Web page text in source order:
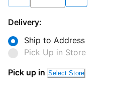
Delivery:
Ship to Address
Pick Up in Store
Pick up in Select Store